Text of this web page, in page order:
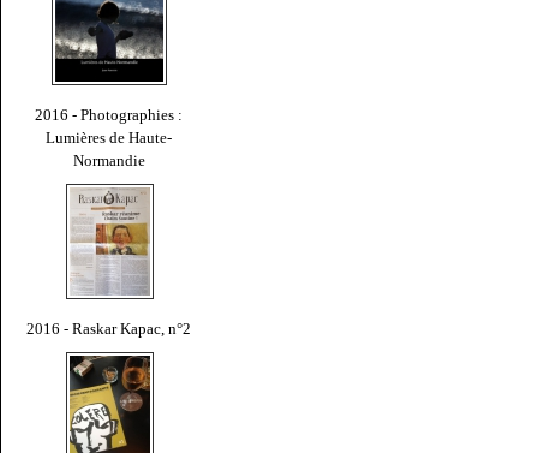
2016 - Photographies :
Lumières de Haute-
Normandie
2016 - Raskar Kapac, n°2